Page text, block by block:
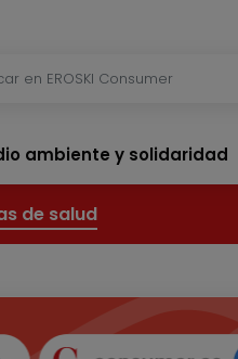
ambiente y solidaridad
de salud